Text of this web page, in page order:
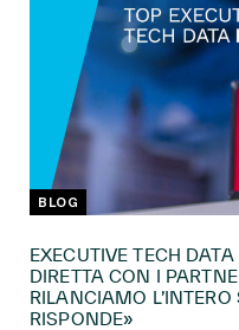
BLOG
EXECUTIVE TECH
DIRETTA CON I
RILANCIAMO
RISPONDE»